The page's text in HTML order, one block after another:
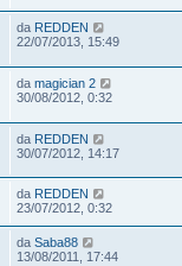
da REDDEN
22/07/2013, 15:49
da magician 2
30/08/2012, 0:32
da REDDEN
30/07/2012, 14:17
da REDDEN
23/07/2012, 0:32
da Saba88
13/08/2011, 17:44